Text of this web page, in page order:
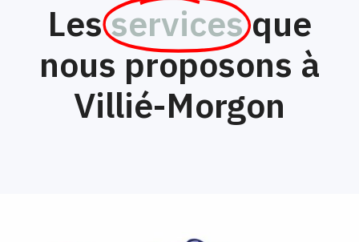
Lesservices que
nous proposons à
Villié-Morgon